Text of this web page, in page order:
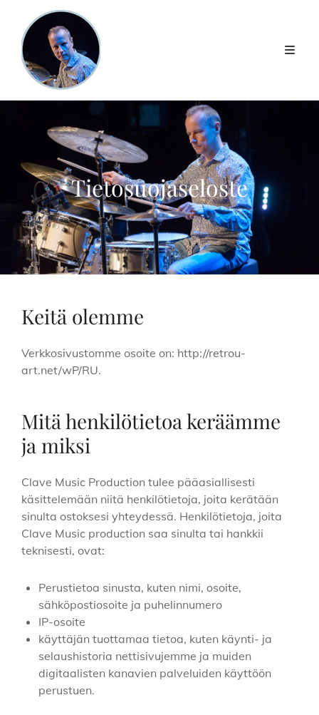
Tietosuojaseloste
Keitä olemme
Verkkosivustomme osoite on: http://retrou-
art.net/wP/RU.
Mitä henkilötietoa keräämme
ja miksi
Clave Music Production tulee pääasiallisesti
käsittelemään niitä henkilötietoja, joita kerätään
sinulta ostoksesi yhteydessä. Henkilötietoja, joita
Clave Music production saa sinulta tai hankkii
teknisesti, ovat:
Perustietoa sinusta, kuten nimi, osoite,
sähköpostiosoite ja puhelinnumero
IP-osoite
käyttäjän tuottamaa tietoa, kuten käynti- ja
selaushistoria nettisivujemme ja muiden
digitaalisten kanavien palveluiden käyttöön
perustuen.